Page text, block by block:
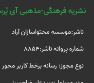
نشریه فرهنگی-مذهبی آی
ناشر:موسسه محتواسازان آراد
شماره پروانه ناشر:8854
نوع مجوز: رسانه برخط کاربر محور